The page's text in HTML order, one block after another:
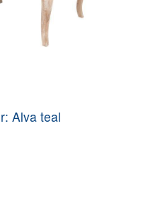
Alva teal